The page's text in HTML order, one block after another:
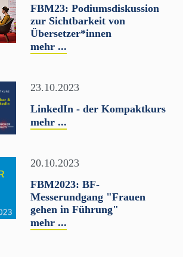
FBM23: Podiumsdiskussion
zur Sichtbarkeit von
Übersetzer*innen
mehr ...
23.10.2023
LinkedIn - der Kompaktkurs
mehr ...
20.10.2023
FBM2023: BF-
Messerundgang "Frauen
gehen in Führung"
mehr ...